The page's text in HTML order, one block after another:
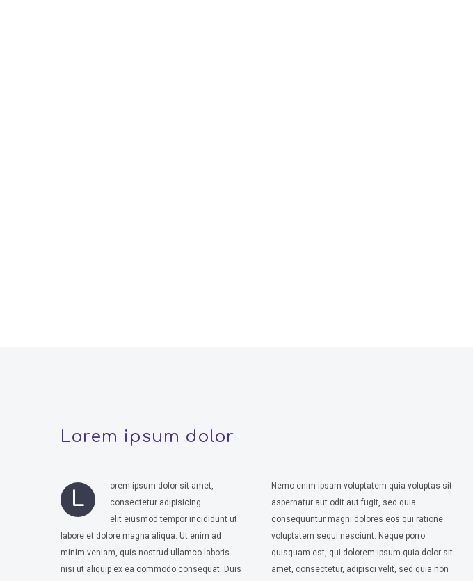
Lorem ipsum dolor
L
orem ipsum dolor sit amet,
consectetur adipisicing
elit eiusmod tempor incididunt ut
labore et dolore magna aliqua. Ut enim ad
minim veniam, quis nostrud ullamco laboris
nisi ut aliquip ex ea commodo consequat. Duis
Nemo enim ipsam voluptatem quia voluptas sit
aspernatur aut odit aut fugit, sed quia
consequuntur magni dolores eos qui ratione
voluptatem sequi nesciunt. Neque porro
quisquam est, qui dolorem ipsum quia dolor sit
amet, consectetur, adipisci velit, sed quia non